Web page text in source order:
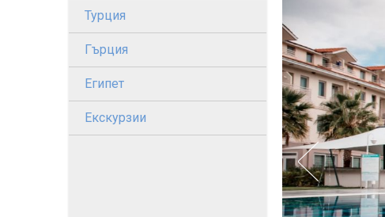
Турция
Гърция
Египет
Екскурзии